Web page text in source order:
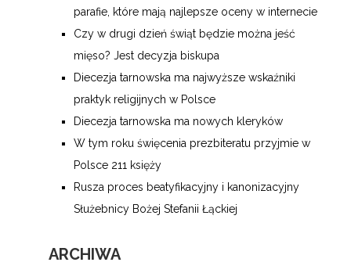
parafie, które mają najlepsze oceny w internecie
Czy w drugi dzień świąt będzie można jeść
mięso? Jest decyzja biskupa
Diecezja tarnowska ma najwyższe wskaźniki
praktyk religijnych w Polsce
Diecezja tarnowska ma nowych kleryków
W tym roku święcenia prezbiteratu przyjmie w
Polsce 211 księży
Rusza proces beatyfikacyjny i kanonizacyjny
Służebnicy Bożej Stefanii Łąckiej
ARCHIWA